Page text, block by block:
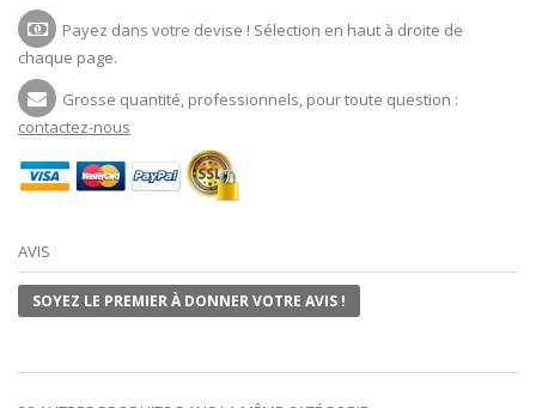
Payez dans votre devise ! Sélection en haut à droite de
chaque page.
Grosse quantité, professionnels, pour toute question :
contactez-nous
AVIS
SOYEZ LE PREMIER À DONNER VOTRE AVIS !